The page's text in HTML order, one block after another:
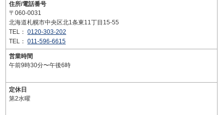
住所/電話番号
〒060-0031
北海道札幌市中央区北1条東11丁目15-55
TEL： 0120-303-202
TEL： 011-596-6615
営業時間
午前9時30分〜午後6時
定休日
第2水曜